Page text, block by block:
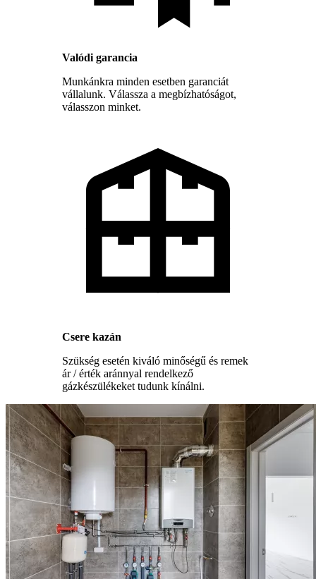
Valódi garancia
Munkánkra minden esetben garanciát
vállalunk. Válassza a megbízhatóságot,
válasszon minket.
Csere kazán
Szükség esetén kiváló minőségű és remek
ár / érték aránnyal rendelkező
gázkészülékeket tudunk kínálni.